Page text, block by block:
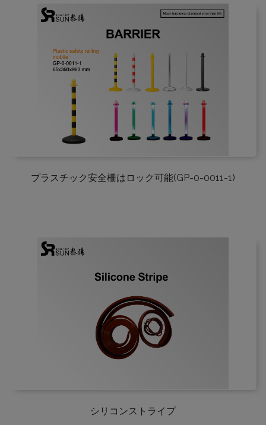
プラスチック安全柵はロック可能(GP-0-0011-1)
シリコンストライプ